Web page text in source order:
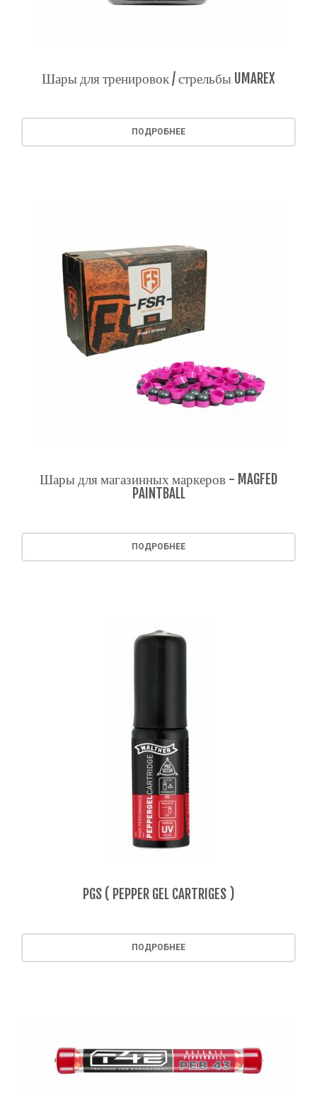
Шары для тренировок / стрельбы UMAREX
ПОДРОБНЕЕ
Шары для магазинных маркеров - MAGFED
PAINTBALL
ПОДРОБНЕЕ
PGS ( PEPPER GEL CARTRIGES )
ПОДРОБНЕЕ